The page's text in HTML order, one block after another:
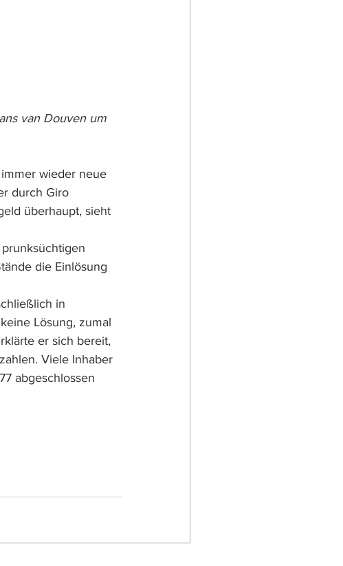
van Douven um
wieder neue
durch Giro
überhaupt, sieht
die Einlösung
in
Lösung, zumal
er sich bereit,
Viele Inhaber
abgeschlossen